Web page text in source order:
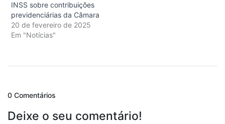
INSS sobre contribuições
previdenciárias da Câmara
20 de fevereiro de 2025
Em "Notícias"
0 Comentários
Deixe o seu comentário!